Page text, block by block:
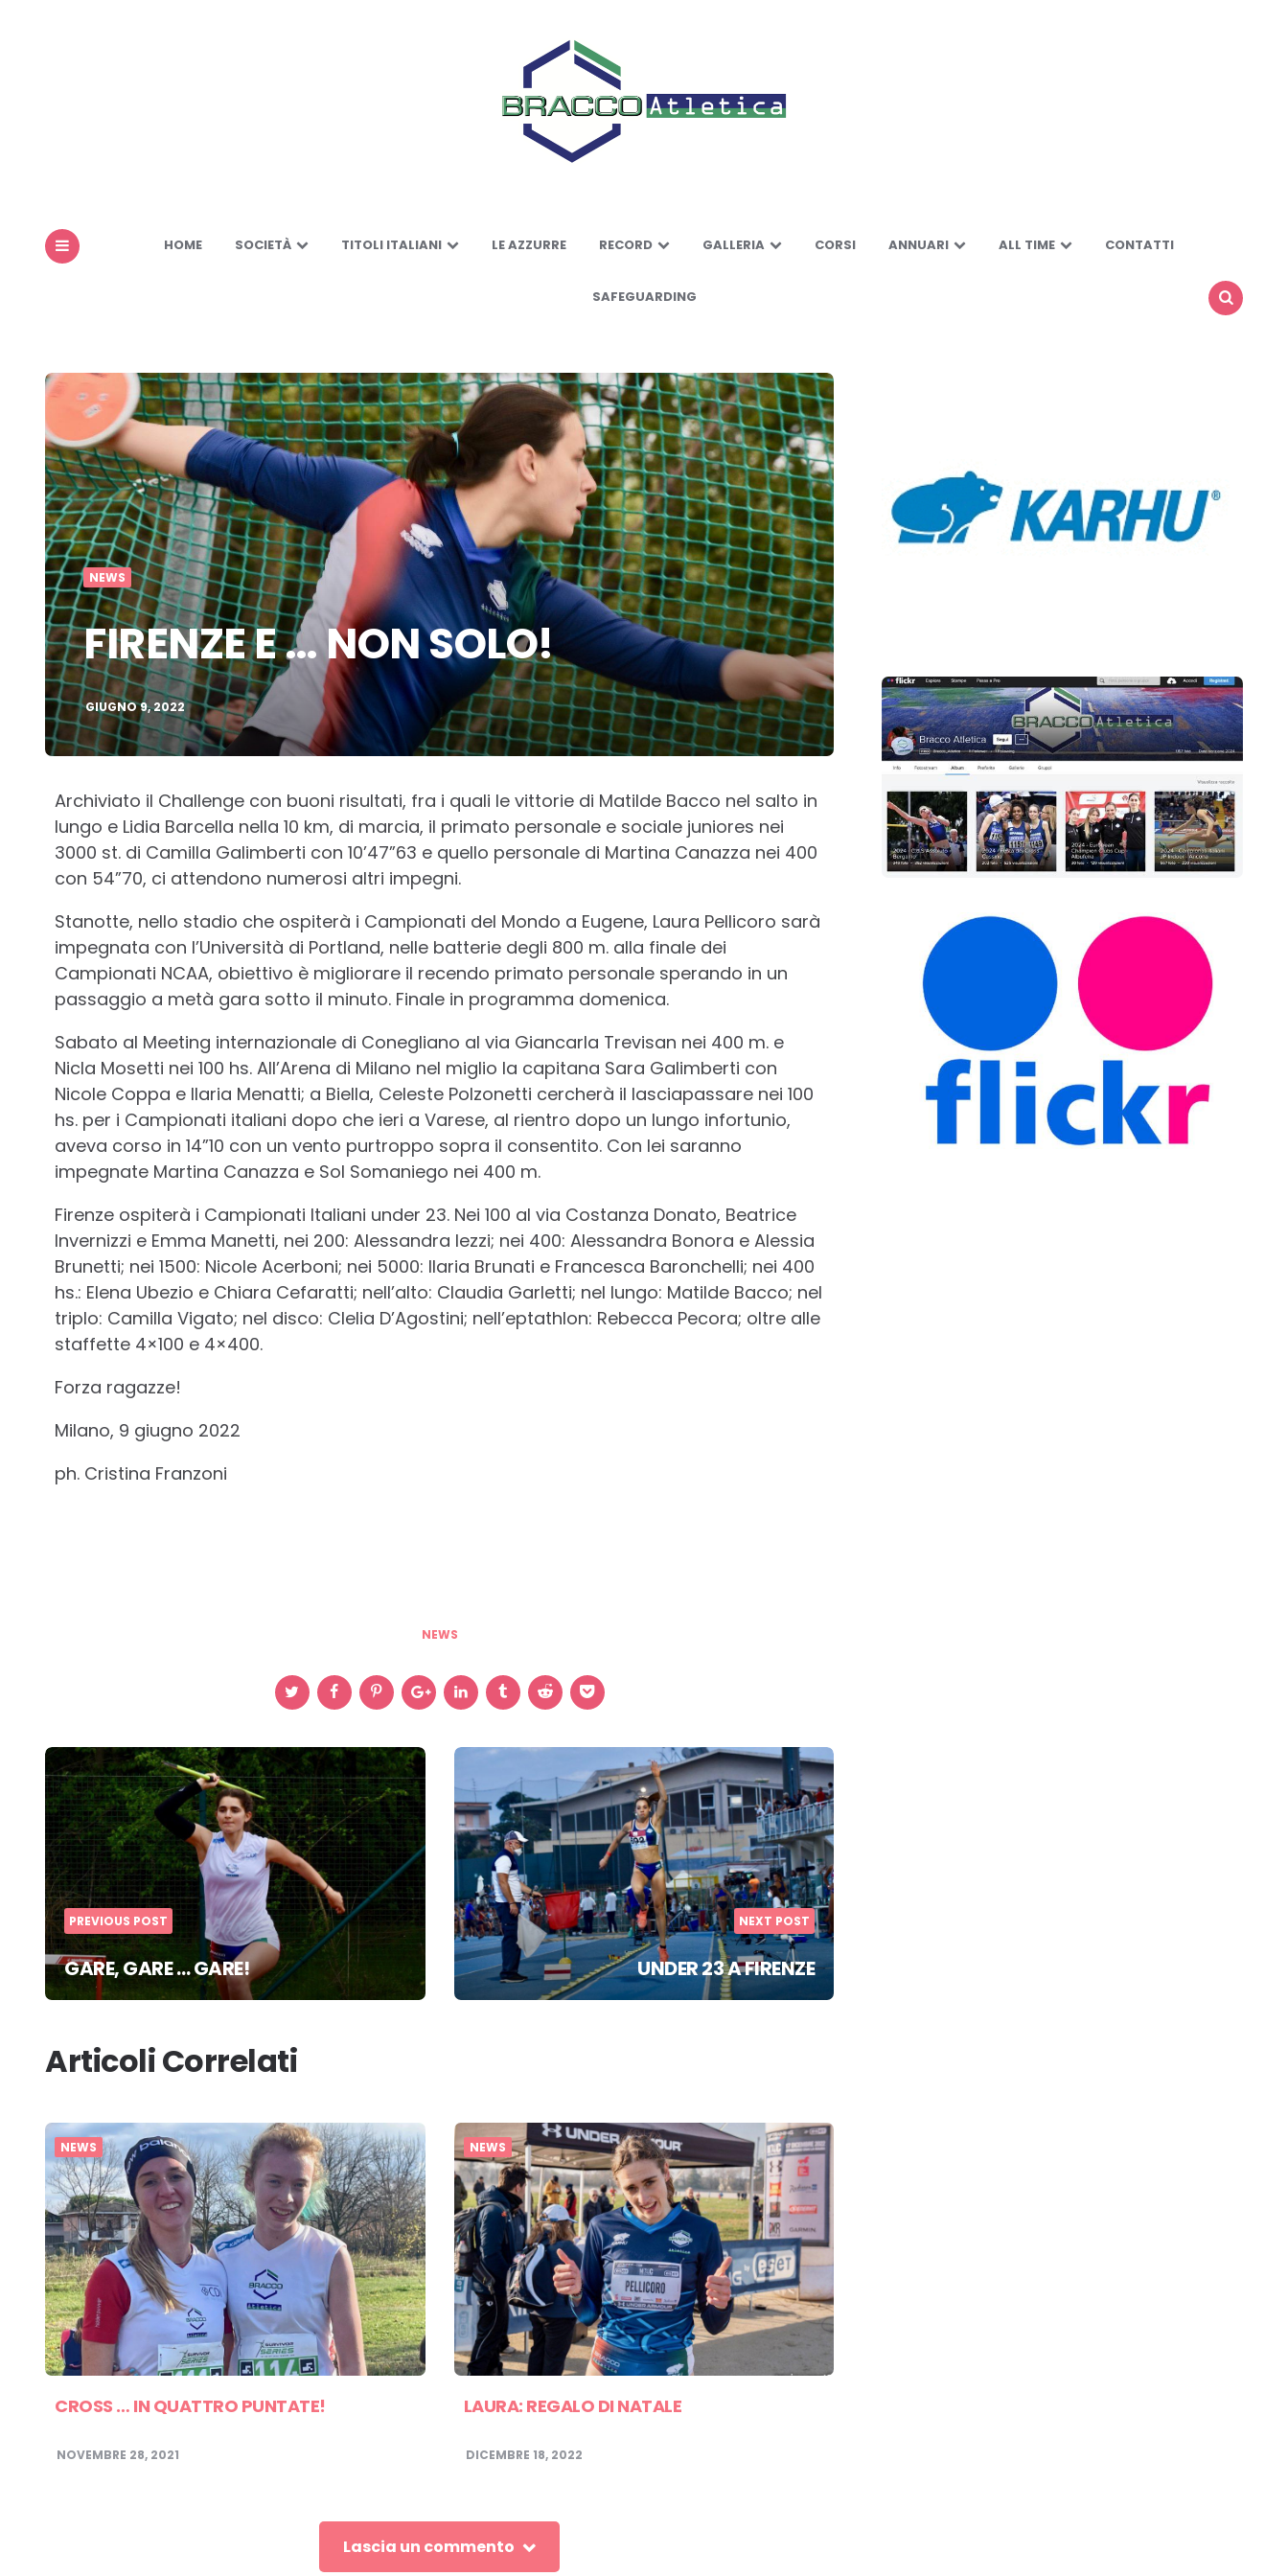
HOME SOCIETÀ TITOLI ITALIANI LE AZZURRE RECORD GALLERIA CORSI ANNUARI ALL TIME CONTATTI
SAFEGUARDING
NEWS
FIRENZE E … NON SOLO!
GIUGNO 9, 2022
Archiviato il Challenge con buoni risultati, fra i quali le vittorie di Matilde Bacco nel salto in
lungo e Lidia Barcella nella 10 km, di marcia, il primato personale e sociale juniores nei
3000 st. di Camilla Galimberti con 10’47”63 e quello personale di Martina Canazza nei 400
con 54”70, ci attendono numerosi altri impegni.
Stanotte, nello stadio che ospiterà i Campionati del Mondo a Eugene, Laura Pellicoro sarà
impegnata con l’Università di Portland, nelle batterie degli 800 m. alla finale dei
Campionati NCAA, obiettivo è migliorare il recendo primato personale sperando in un
passaggio a metà gara sotto il minuto. Finale in programma domenica.
Sabato al Meeting internazionale di Conegliano al via Giancarla Trevisan nei 400 m. e
Nicla Mosetti nei 100 hs. All’Arena di Milano nel miglio la capitana Sara Galimberti con
Nicole Coppa e Ilaria Menatti; a Biella, Celeste Polzonetti cercherà il lasciapassare nei 100
hs. per i Campionati italiani dopo che ieri a Varese, al rientro dopo un lungo infortunio,
aveva corso in 14”10 con un vento purtroppo sopra il consentito. Con lei saranno
impegnate Martina Canazza e Sol Somaniego nei 400 m.
Firenze ospiterà i Campionati Italiani under 23. Nei 100 al via Costanza Donato, Beatrice
Invernizzi e Emma Manetti, nei 200: Alessandra Iezzi; nei 400: Alessandra Bonora e Alessia
Brunetti; nei 1500: Nicole Acerboni; nei 5000: Ilaria Brunati e Francesca Baronchelli; nei 400
hs.: Elena Ubezio e Chiara Cefaratti; nell’alto: Claudia Garletti; nel lungo: Matilde Bacco; nel
triplo: Camilla Vigato; nel disco: Clelia D’Agostini; nell’eptathlon: Rebecca Pecora; oltre alle
staffette 4×100 e 4×400.
Forza ragazze!
Milano, 9 giugno 2022
ph. Cristina Franzoni
NEWS
Post
navigation
PREVIOUS POST
GARE, GARE … GARE!
NEXT POST
UNDER 23 A FIRENZE
Articoli Correlati
NEWS
CROSS … IN QUATTRO PUNTATE!
NOVEMBRE 28, 2021
NEWS
LAURA: REGALO DI NATALE
DICEMBRE 18, 2022
Lascia un commento